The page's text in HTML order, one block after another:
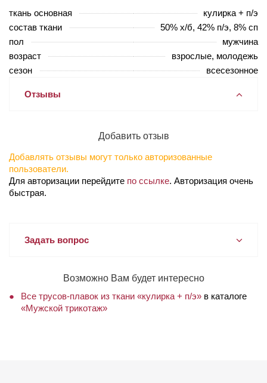
ткань основная
кулирка + п/э
состав ткани
50% х/б, 42% п/э, 8% сп
пол
мужчина
возраст
взрослые, молодежь
сезон
всесезонное
Отзывы
Добавить отзыв
Добавлять отзывы могут только авторизованные
пользователи.
Для авторизации перейдите по ссылке. Авторизация очень
быстрая.
Задать вопрос
Возможно Вам будет интересно
Все трусов-плавок из ткани «кулирка + п/э» в каталоге
«Мужской трикотаж»